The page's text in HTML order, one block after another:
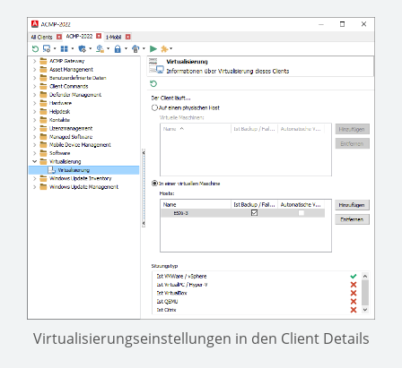
Virtualisierungseinstellungen in den Client Details